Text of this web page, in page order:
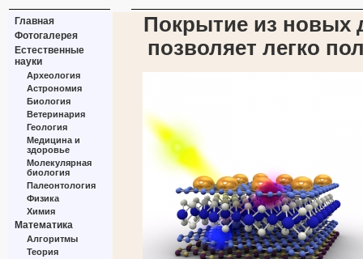
Главная
Фотогалерея
Естественные
науки
Археология
Астрономия
Биология
Ветеринария
Геология
Медицина и
здоровье
Молекулярная
биология
Палеонтология
Физика
Химия
Математика
Алгоритмы
Теория
Покрытие из новых
позволяет легко